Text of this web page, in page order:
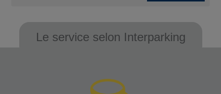
Le service selon Interparking